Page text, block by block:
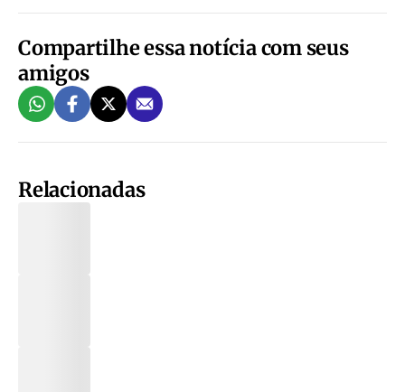
Compartilhe essa notícia com seus
amigos
Relacionadas